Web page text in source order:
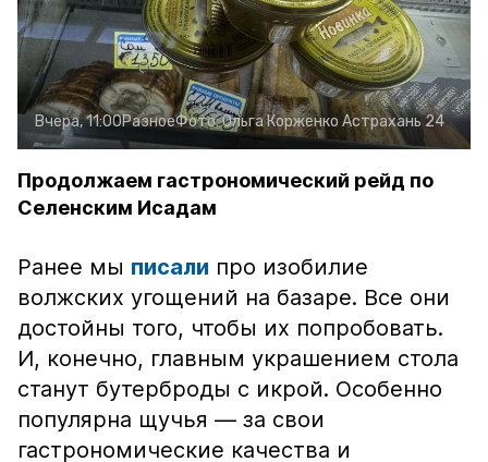
Вчера, 11:00РазноеФото:Ольга Корженко Астрахань 24
Продолжаем гастрономический рейд по
Селенским Исадам
Ранее мы писали про изобилие
волжских угощений на базаре. Все они
достойны того, чтобы их попробовать.
И, конечно, главным украшением стола
станут бутерброды с икрой. Особенно
популярна щучья — за свои
гастрономические качества и